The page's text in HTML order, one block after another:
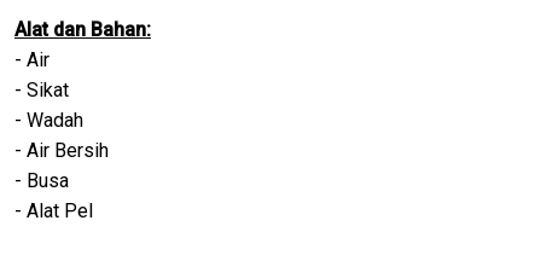
Alat dan Bahan:
- Air
- Sikat
- Wadah
- Air Bersih
- Busa
- Alat Pel